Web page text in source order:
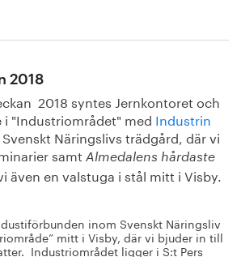
2018
2018 syntes Jernkontoret och
"Industriområdet" med Industrin
Näringslivs trädgård, där vi
samt Almedalens hårdaste
även en valstuga i stål mitt i Visby.
inom Svenskt Näringsliv
mitt i Visby, där vi bjuder in till
Industriområdet ligger i S:t Pers